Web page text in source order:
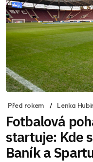
Před rokem Lenka
Fotbalová
startuje: Kde
Baník a